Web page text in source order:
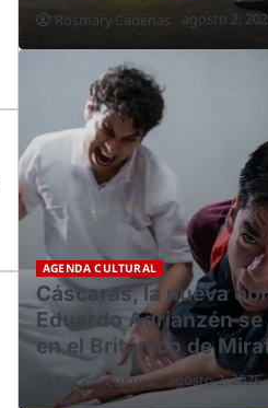
Rosmary Cadenas agosto 2,
AGENDA CULTURAL
Cáscaras, la nueva
Eduardo Adrianzén
en el Británico de
Edición Cultural agosto 2, 2026